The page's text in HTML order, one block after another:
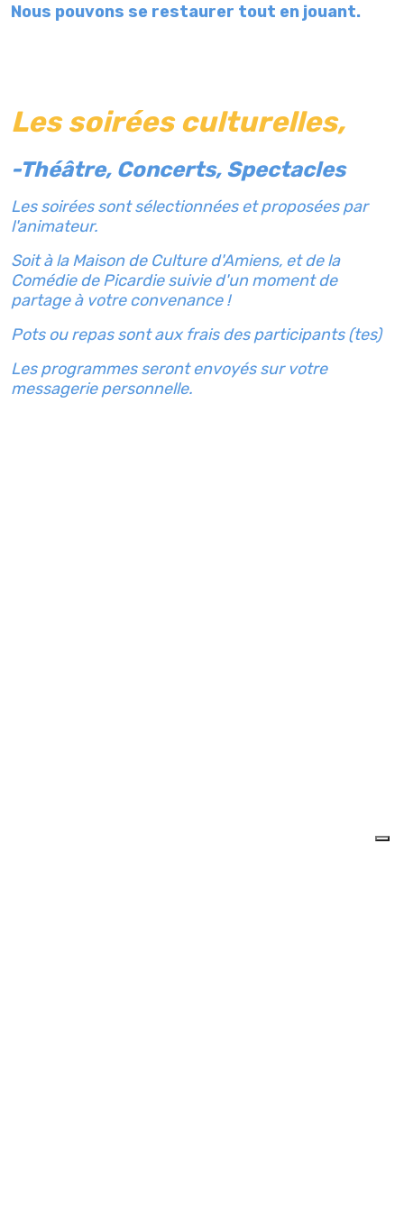
Nous pouvons se restaurer tout en jouant.
Les soirées culturelles,
-Théâtre, Concerts, Spectacles
Les soirées sont sélectionnées et proposées par
l'animateur.
Soit à la Maison de Culture d'Amiens, et de la
Comédie de Picardie suivie d'un moment de
partage à votre convenance !
Pots ou repas sont aux frais des participants (tes)
Les programmes seront envoyés sur votre
messagerie personnelle.